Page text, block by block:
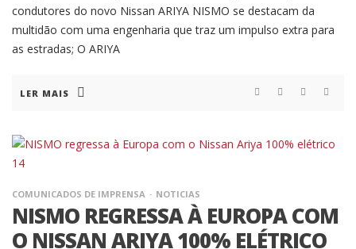
condutores do novo Nissan ARIYA NISMO se destacam da
multidão com uma engenharia que traz um impulso extra para
as estradas; O ARIYA
LER MAIS
COMUNICADOS DE IMPRENSA NOTICIAS
NISMO REGRESSA À EUROPA COM
O NISSAN ARIYA 100% ELÉTRICO